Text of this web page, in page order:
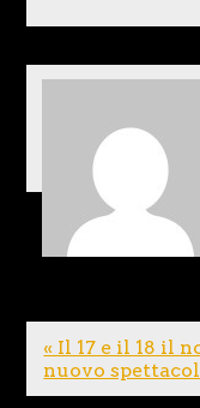
« Il 17 e il 18 il
nuovo